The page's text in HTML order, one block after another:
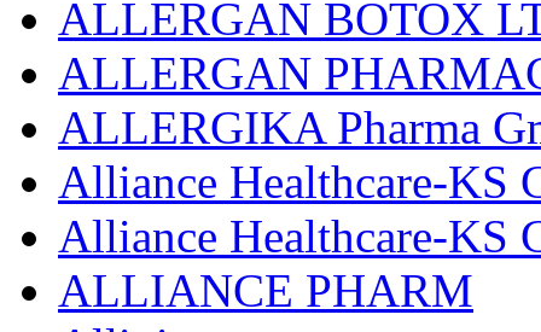
ALLERGAN BOTOX
ALLERGAN
ALLERGIKA Pharma
Alliance Healthcare-KS
Alliance Healthcare-KS
ALLIANCE PHARM